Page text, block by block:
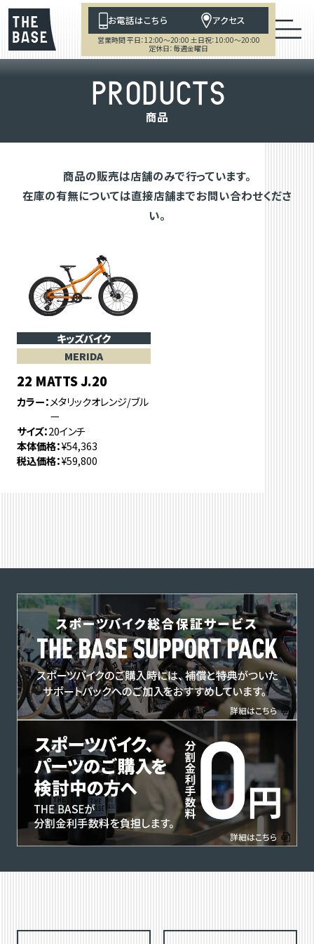
お電話はこちら アクセス
営業時間 平日：12:00～20:00 土日祝：10:00～20:00
定休日：毎週金曜日
PRODUCTS
商品
商品の販売は店舗のみで行っています。
在庫の有無については直接店舗までお問い合わせくださ
い。
キッズバイク
MERIDA
22 MATTS J.20
カラー メタリックオレンジ/ブル
ー
サイズ 20インチ
本体価格 ¥54,363
税込価格 ¥59,800